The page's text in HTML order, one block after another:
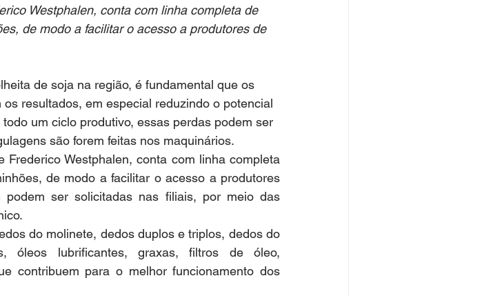
Westphalen, conta com linha completa de
de modo a facilitar o acesso a produtores de
resultados, em especial reduzindo o potencial
um ciclo produtivo, essas perdas podem ser
são forem feitas nos maquinários.
de modo a facilitar o acesso a produtores
ser solicitadas nas filiais, por meio das
do molinete, dedos duplos e triplos, dedos do
óleos lubrificantes, graxas, filtros de óleo,
contribuem para o melhor funcionamento dos